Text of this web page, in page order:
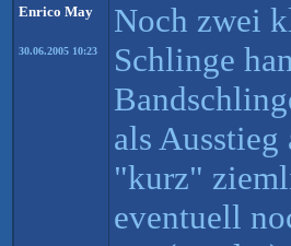
Enrico May
30.06.2005 10:23
Noch zwei
Schlinge
als
"kurz"
eventuell